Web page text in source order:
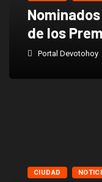
de los
Portal Devotohoy
CIUDAD